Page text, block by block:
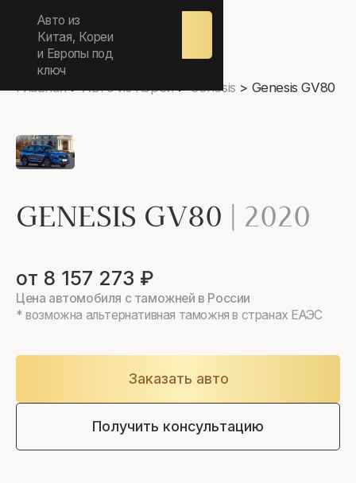
Авто из
Китая, Кореи
и Европы под
ключ
Оставить
заявку
Главная>Авто из Кореи>Genesis > Genesis GV80
GENESIS GV80 | 2020
от 8 157 273 ₽
Цена автомобиля с таможней в России
* возможна альтернативная таможня в странах ЕАЭС
Заказать авто
Получить консультацию